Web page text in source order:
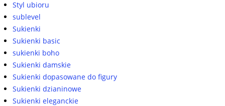
Styl ubioru
sublevel
Sukienki
Sukienki basic
sukienki boho
Sukienki damskie
Sukienki dopasowane do figury
Sukienki dzianinowe
Sukienki eleganckie